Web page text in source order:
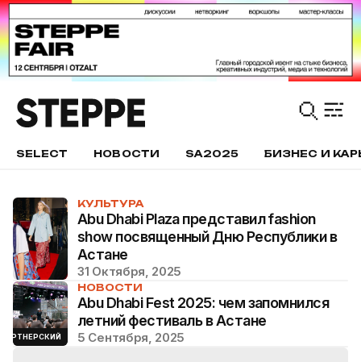
SELECT НОВОСТИ SA2025 БИЗНЕС И
КУЛЬТУРА
Abu Dhabi Plaza представил fashion
show посвященный Дню Республики в
Астане
31 Октября, 2025
ПАРТНЕРСКИЙ
НОВОСТИ
Abu Dhabi Fest 2025: чем запомнился
летний фестиваль в Астане
5 Сентября, 2025